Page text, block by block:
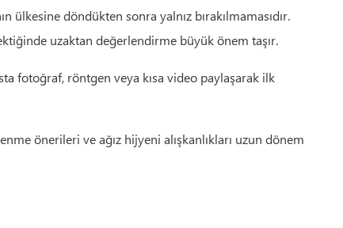
döndükten sonra yalnız bırakılmamasıdır.
uzaktan değerlendirme büyük önem taşır.
fotoğraf, röntgen veya kısa video paylaşarak ilk
önerileri ve ağız hijyeni alışkanlıkları uzun dönem